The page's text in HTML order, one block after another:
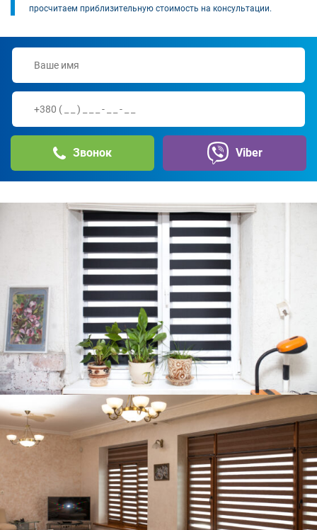
просчитаем приблизительную стоимость на консультации.
Звонок Viber